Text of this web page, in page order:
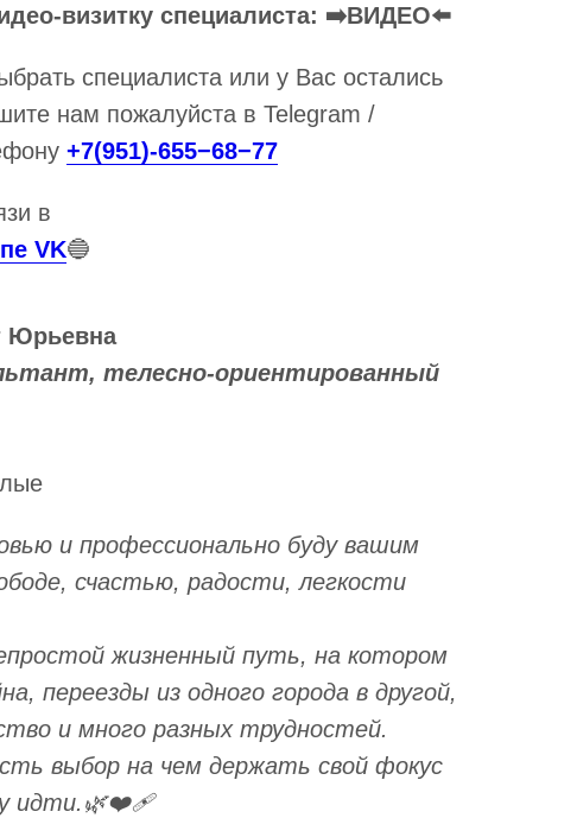
визитку специалиста: ➡️ВИДЕО⬅️
специалиста или у Вас остались
нам пожалуйста в Telegram /
+7(951)-655−68−77
в
VK🔵
Юрьевна
телесно-ориентированный
и профессионально буду вашим
счастью, радости, легкости
жизненный путь, на котором
переезды из одного города в другой,
и много разных трудностей.
выбор на чем держать свой фокус
идти.🌿❤️‍🩹